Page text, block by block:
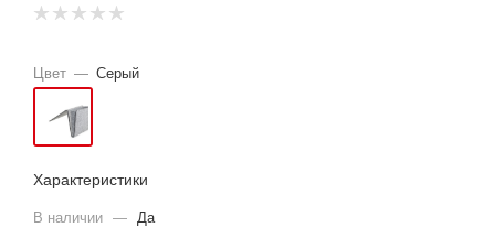
Цвет — Серый
Характеристики
В наличии —
Да